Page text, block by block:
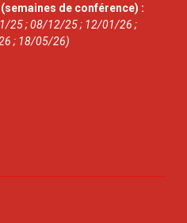
(semaines de conférence) :
25 ; 08/12/25 ; 12/01/26 ;
; 18/05/26)